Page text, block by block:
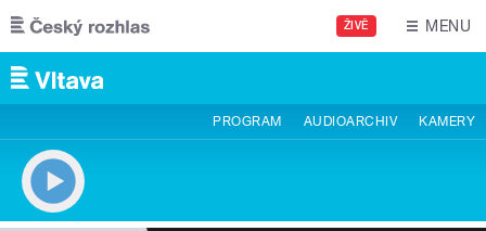
Přejít k hlavnímu obsahu
ŽIVĚ MENU
PROGRAM AUDIOARCHIV KAMERY